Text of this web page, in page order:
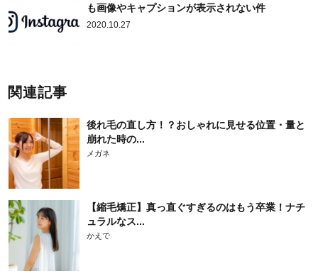
も画像やキャプションが表示されない件
2020.10.27
関連記事
後れ毛の直し方！？おしゃれに見せる位置・量と
崩れた時の...
メガネ
【縮毛矯正】真っ直ぐすぎるのはもう卒業！ナチ
ュラルなス...
かえで